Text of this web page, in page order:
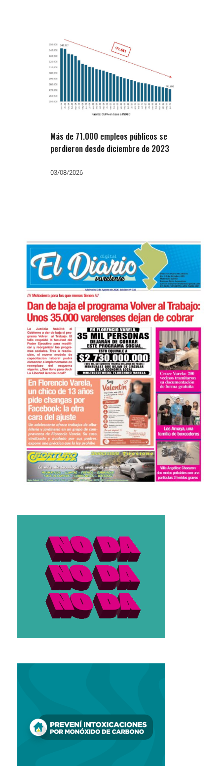
Más de 71.000 empleos públicos se
perdieron desde diciembre de 2023
03/08/2026